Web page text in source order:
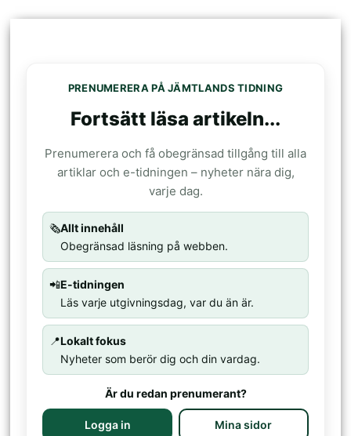
PRENUMERERA PÅ JÄMTLANDS TIDNING
Fortsätt läsa artikeln...
Prenumerera och få obegränsad tillgång till alla
artiklar och e-tidningen – nyheter nära dig,
varje dag.
🗞️Allt innehåll
Obegränsad läsning på webben.
📲E-tidningen
Läs varje utgivningsdag, var du än är.
📍Lokalt fokus
Nyheter som berör dig och din vardag.
Är du redan prenumerant?
Logga in Mina sidor